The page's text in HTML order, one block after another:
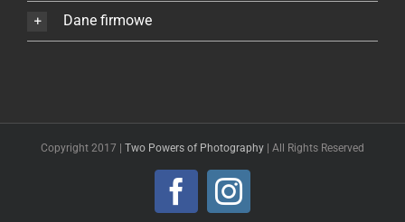
Dane firmowe
Copyright 2017 | Two Powers of Photography | All Rights Reserved
FacebookInstagram